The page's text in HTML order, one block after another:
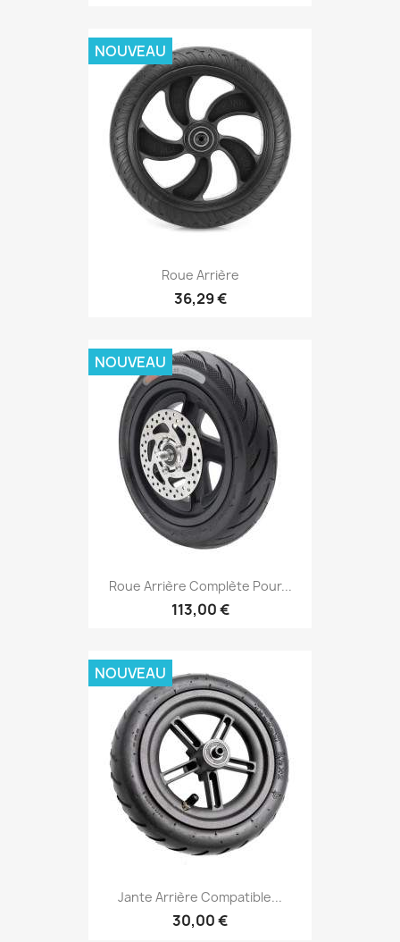
Roue Arrière
36,29 €
NOUVEAU
Roue Arrière Complète Pour...
113,00 €
NOUVEAU
Jante Arrière Compatible...
30,00 €
NOUVEAU